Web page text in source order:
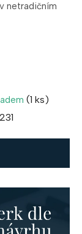
netradičním
(1 ks)